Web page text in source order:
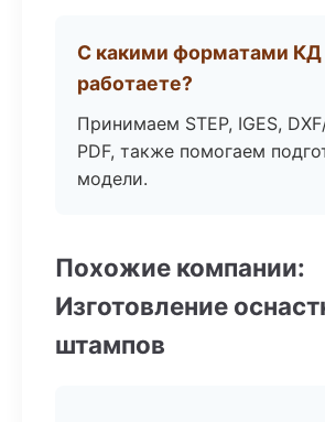
С какими форматами КД
работаете?
Принимаем STEP, IGES,
PDF, также помогаем
модели.
Похожие компании:
Изготовление
штампов